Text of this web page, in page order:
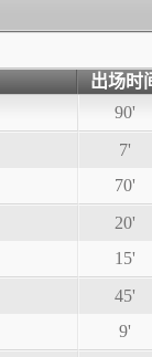
出场时
90'
7'
70'
20'
15'
45'
9'